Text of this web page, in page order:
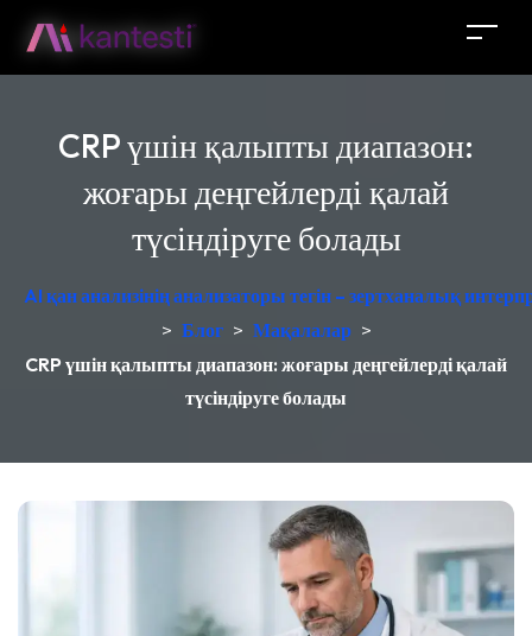
CRP үшін қалыпты диапазон:
жоғары деңгейлерді қалай
түсіндіруге болады
AI қан анализінің анализаторы тегін – зертханалық
> Блог > Мақалалар >
CRP үшін қалыпты диапазон: жоғары деңгейлерді қалай
түсіндіруге болады